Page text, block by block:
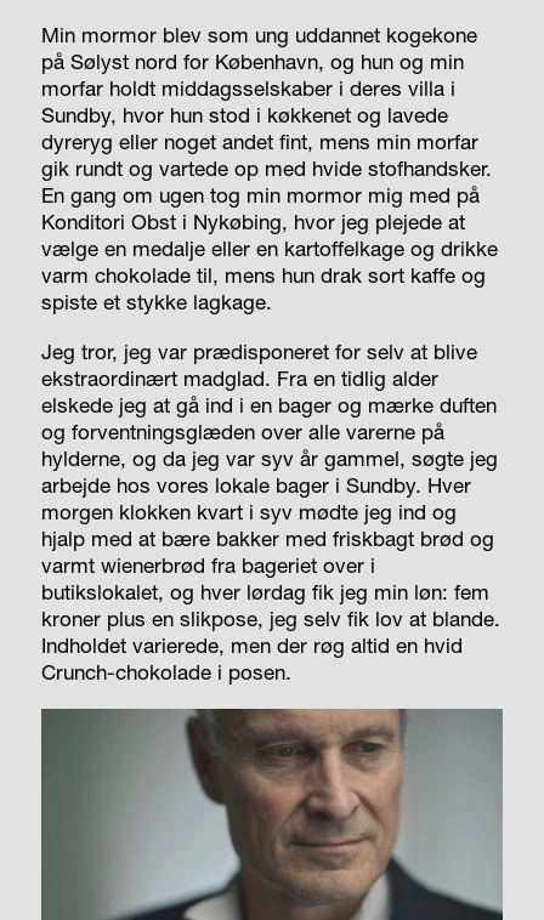
Min mormor blev som ung uddannet kogekone
på Sølyst nord for København, og hun og min
morfar holdt middagsselskaber i deres villa i
Sundby, hvor hun stod i køkkenet og lavede
dyreryg eller noget andet fint, mens min morfar
gik rundt og vartede op med hvide stofhandsker.
En gang om ugen tog min mormor mig med på
Konditori Obst i Nykøbing, hvor jeg plejede at
vælge en medalje eller en kartoffelkage og drikke
varm chokolade til, mens hun drak sort kaffe og
spiste et stykke lagkage.
Jeg tror, jeg var prædisponeret for selv at blive
ekstraordinært madglad. Fra en tidlig alder
elskede jeg at gå ind i en bager og mærke duften
og forventningsglæden over alle varerne på
hylderne, og da jeg var syv år gammel, søgte jeg
arbejde hos vores lokale bager i Sundby. Hver
morgen klokken kvart i syv mødte jeg ind og
hjalp med at bære bakker med friskbagt brød og
varmt wienerbrød fra bageriet over i
butikslokalet, og hver lørdag fik jeg min løn: fem
kroner plus en slikpose, jeg selv fik lov at blande.
Indholdet varierede, men der røg altid en hvid
Crunch-chokolade i posen.